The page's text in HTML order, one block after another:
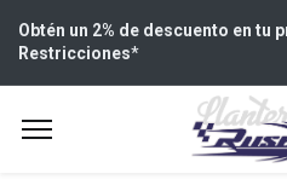
Obtén un 2% de descuento en tu
Restricciones*